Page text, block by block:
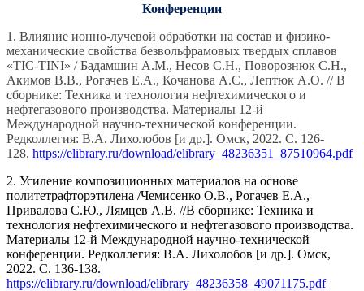
Конференции
1. Влияние ионно-лучевой обработки на состав и физико-
механические свойства безвольфрамовых твердых сплавов
«TIC-TINI» / Бадамшин А.М., Несов С.Н., Поворознюк С.Н.,
Акимов В.В., Рогачев Е.А., Кочанова А.С., Лептюк А.О. // В
сборнике: Техника и технология нефтехимического и
нефтегазового производства. Материалы 12-й
Международной научно-технической конференции.
Редколлегия: В.А. Лихолобов [и др.]. Омск, 2022. С. 126-
128. https://elibrary.ru/download/elibrary_48236351_87510964.pdf
2. Усиление композиционных материалов на основе
политетрафторэтилена /Чемисенко О.В., Рогачев Е.А.,
Привалова С.Ю., Лямцев А.В. //В сборнике: Техника и
технология нефтехимического и нефтегазового производства.
Материалы 12-й Международной научно-технической
конференции. Редколлегия: В.А. Лихолобов [и др.]. Омск,
2022. С. 136-138.
https://elibrary.ru/download/elibrary_48236358_49071175.pdf